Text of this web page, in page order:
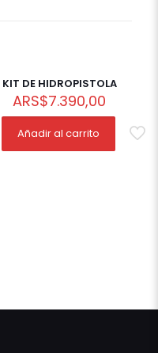
KIT DE HIDROPISTOLA
ARS$7.390,00
Añadir al carrito